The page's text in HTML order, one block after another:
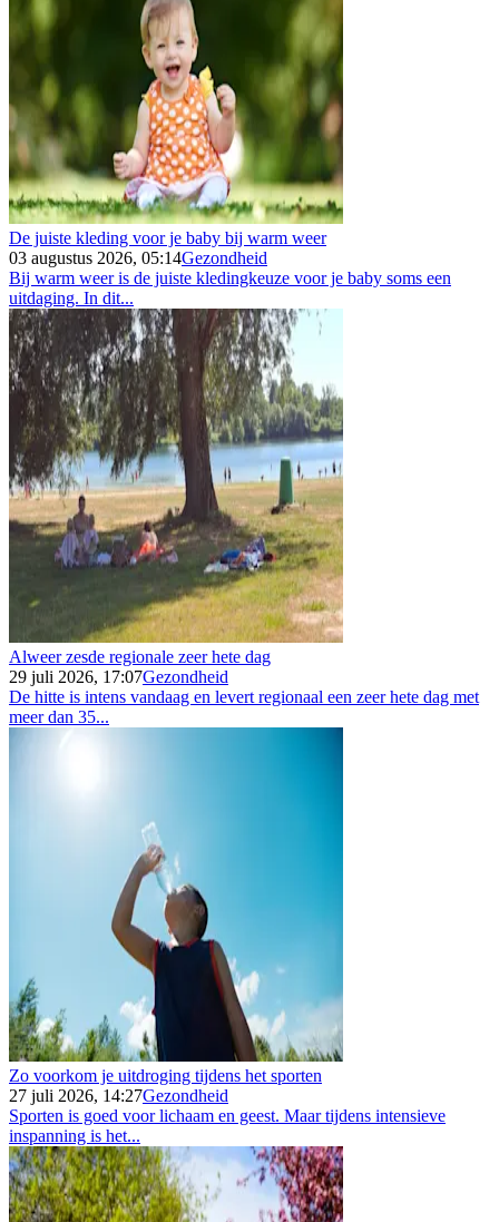
De juiste kleding voor je baby bij warm weer
03 augustus 2026, 05:14Gezondheid
Bij warm weer is de juiste kledingkeuze voor je baby soms een
uitdaging. In dit...
Alweer zesde regionale zeer hete dag
29 juli 2026, 17:07Gezondheid
De hitte is intens vandaag en levert regionaal een zeer hete dag met
meer dan 35...
Zo voorkom je uitdroging tijdens het sporten
27 juli 2026, 14:27Gezondheid
Sporten is goed voor lichaam en geest. Maar tijdens intensieve
inspanning is het...